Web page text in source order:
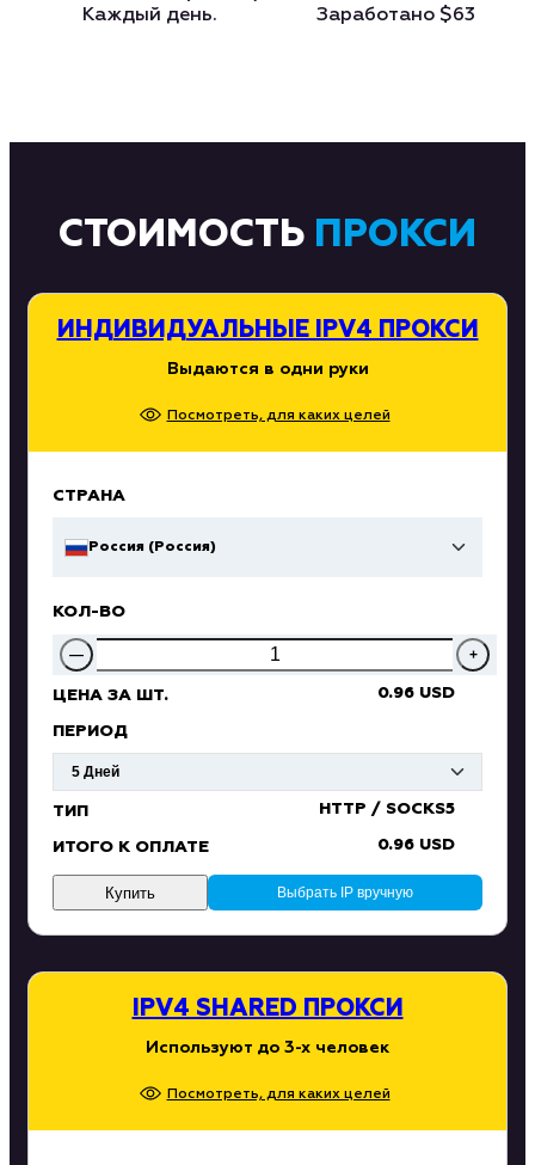
Каждый день.
Заработано $63
СТОИМОСТЬ ПРОКСИ
IPV4 SHARED ПРОКСИ
Используют до 3-х человек
Посмотреть, для каких целей
ИНДИВИДУАЛЬНЫЕ IPV4 ПРОКСИ
Выдаются в одни руки
Посмотреть, для каких целей
СТРАНА
Россия (Россия)
КОЛ-ВО
— +
ЦЕНА ЗА ШТ. 0.96 USD
ПЕРИОД
ТИП HTTP / SOCKS5
ИТОГО К ОПЛАТЕ 0.96 USD
Выбрать IP вручную
Купить